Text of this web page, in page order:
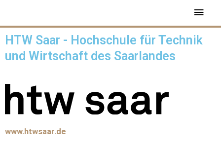
HTW Saar - Hochschule für Technik
und Wirtschaft des Saarlandes
www.htwsaar.de